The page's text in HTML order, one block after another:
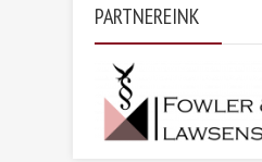
PARTNEREINK